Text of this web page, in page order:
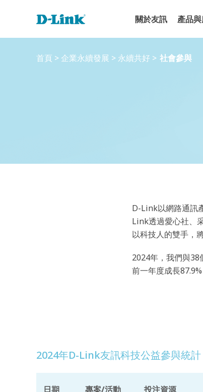
關於友訊 產品
首頁 >企業永續發展 > 永續共好 > 社會參與
D-Link以網路通訊
Link透過愛心社、
以科技人的雙手，
2024年，我們與
前一年度成長
2024年D-Link友訊科技公益參與統計
日期 專案/活動 投注資源